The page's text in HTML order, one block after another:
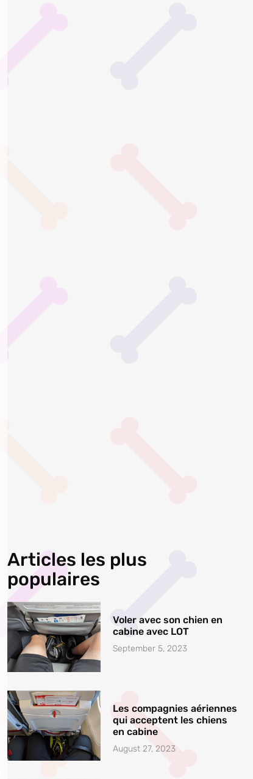
Articles les plus
populaires
Voler avec son chien en
cabine avec LOT
September 5, 2023
Les compagnies aériennes
qui acceptent les chiens
en cabine
August 27, 2023